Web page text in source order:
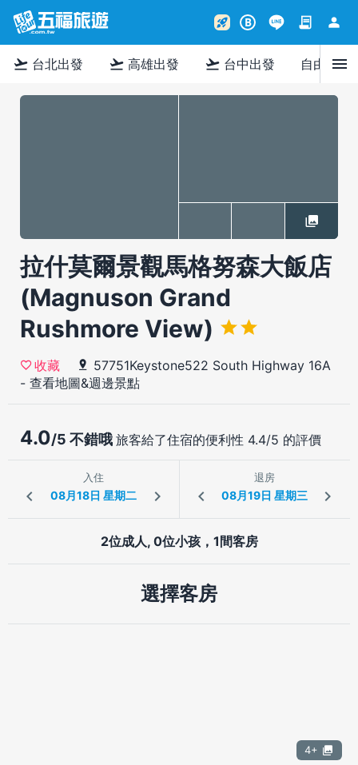
rocket_launch B contract person
flight_takeoff 台北出發 flight_takeoff 高雄出發 flight_takeoff 台中出發 自由行menu
拉什莫爾景觀馬格努森大飯店
(Magnuson Grand
Rushmore View)
收藏
57751Keystone522 South Highway 16A
- 查看地圖&週邊景點
4.0/5 不錯哦 旅客給了住宿的便利性 4.4/5 的評價
入住 退房
2位成人, 0位小孩，1間客房
選擇客房
4+